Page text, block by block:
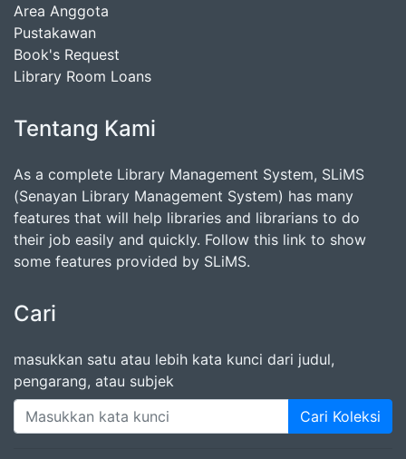
Area Anggota
Pustakawan
Book's Request
Library Room Loans
Tentang Kami
As a complete Library Management System, SLiMS
(Senayan Library Management System) has many
features that will help libraries and librarians to do
their job easily and quickly. Follow this link to show
some features provided by SLiMS.
Cari
masukkan satu atau lebih kata kunci dari judul,
pengarang, atau subjek
Cari Koleksi